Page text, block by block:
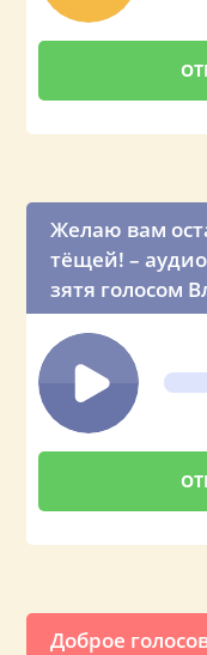
Желаю вам
тёщей! –
зятя голосом
Доброе